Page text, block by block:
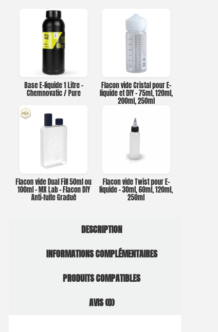
Base E-liquide 1 Litre –
Chemnovatic / Pure
Flacon vide Cristal pour E-
liquide et DIY – 75ml, 120ml,
200ml, 250ml
Flacon vide Dual Fill 50ml ou
100ml – MX Lab – Flacon DIY
Anti-fuite Gradué
Flacon vide Twist pour E-
liquide – 30ml, 60ml, 120ml,
250ml
DESCRIPTION
INFORMATIONS COMPLÉMENTAIRES
PRODUITS COMPATIBLES
AVIS (0)